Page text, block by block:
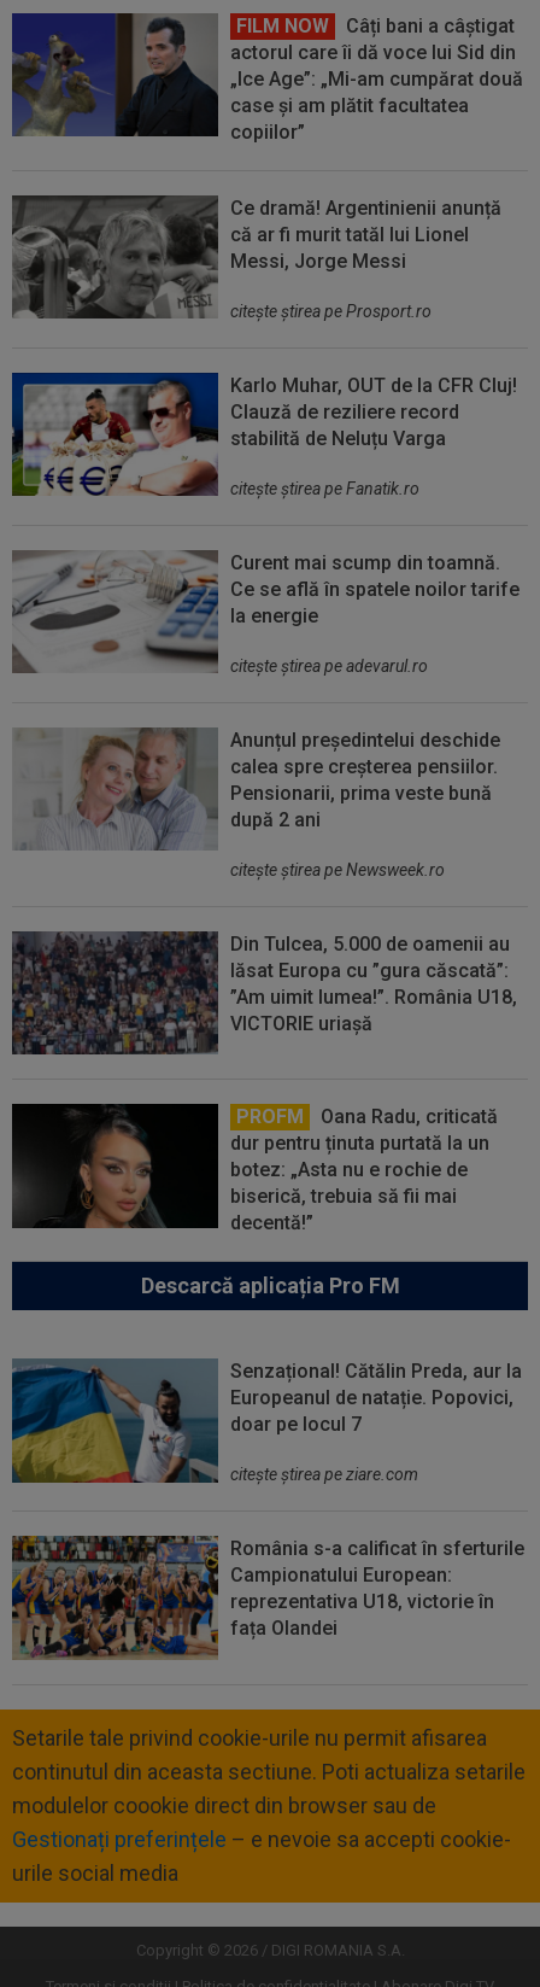
FILM NOW
Câți bani a câștigat
actorul care îi dă voce lui Sid din
„Ice Age”: „Mi-am cumpărat două
case și am plătit facultatea
copiilor”
Ce dramă! Argentinienii anunță
că ar fi murit tatăl lui Lionel
Messi, Jorge Messi
citeşte ştirea pe Prosport.ro
Karlo Muhar, OUT de la CFR Cluj!
Clauză de reziliere record
stabilită de Neluțu Varga
citeşte ştirea pe Fanatik.ro
Curent mai scump din toamnă.
Ce se află în spatele noilor tarife
la energie
citeşte ştirea pe adevarul.ro
Anunțul președintelui deschide
calea spre creșterea pensiilor.
Pensionarii, prima veste bună
după 2 ani
citeşte ştirea pe Newsweek.ro
Din Tulcea, 5.000 de oamenii au
lăsat Europa cu ”gura căscată”:
”Am uimit lumea!”. România U18,
VICTORIE uriașă
PROFM
Oana Radu, criticată
dur pentru ținuta purtată la un
botez: „Asta nu e rochie de
biserică, trebuia să fii mai
decentă!”
Descarcă aplicația Pro FM
Senzațional! Cătălin Preda, aur la
Europeanul de natație. Popovici,
doar pe locul 7
citeşte ştirea pe ziare.com
România s-a calificat în sferturile
Campionatului European:
reprezentativa U18, victorie în
fața Olandei
Setarile tale privind cookie-urile nu permit afisarea
continutul din aceasta sectiune. Poti actualiza setarile
modulelor coookie direct din browser sau de
Gestionați preferințele – e nevoie sa accepti cookie-
urile social media
Copyright © 2026 / DIGI ROMANIA S.A.